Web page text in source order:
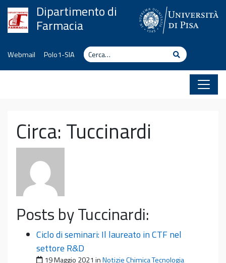
Vai al contenutoDipartimento di
Farmacia
Webmail Polo1-SIA Cerca Cerca
Circa: Tuccinardi
Posts by Tuccinardi:
Ciclo di seminari: Il laureato in CTF nel
settore R&D
Pubblicato il
19 Maggio 2021 inNotizie Chimica Tecnologia